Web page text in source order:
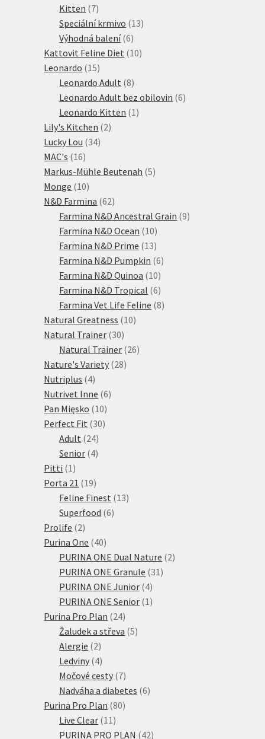
Kitten 77
produktů
Speciální krmivo 1313
Výhodná balení 66
produktů
Kattovit Feline Diet 1010
Leonardo 1515
produktů
Leonardo Adult 88
produktů
Leonardo Adult bez obilovin 66
Leonardo Kitten 1 1
Lily's Kitchen 22
Lucky Lou 3434
MAC's 1616
produktů
Markus-Mühle Beutenah 55
Monge 1010
produktů
N&D Farmina 6262
produktů
Farmina N&D Ancestral Grain 99
Farmina N&D Ocean 1010
produktů
Farmina N&D Prime 1313
produktů
Farmina N&D Pumpkin 66
Farmina N&D Quinoa 1010
produktů
Farmina N&D Tropical 66
produktů
Farmina Vet Life Feline 88
Natural Greatness 1010
Natural Trainer 3030
produktů
Natural Trainer 2626
Nature's Variety 2828
Nutriplus 44
produkty
Nutrivet Inne 66
Pan Mięsko 1010
produktů
Perfect Fit 3030
Adult 2424
produktů
Senior 44
Pitti 1 1
produkt
Porta 21 1919
produktů
Feline Finest 1313
Superfood 66
Prolife 22
produkty
Purina One 4040
produktů
PURINA ONE Dual Nature 22
PURINA ONE Granule 31 31
PURINA ONE Junior 44
produkty
PURINA ONE Senior 1 1
Purina Pro Plan 2424
produktů
Žaludek a střeva 55
Alergie 22
produkty
Ledviny 44
produkty
Močové cesty 77
produktů
Nadváha a diabetes 66
Purina Pro Plan 8080
Live Clear 11 11
produktů
PURINA PRO PLAN 4242